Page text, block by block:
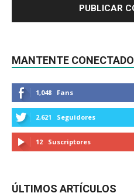
MANTENTE CONECTADO
1,048 Fans
2,621 Seguidores
12 Suscriptores
ÚLTIMOS ARTÍCULOS